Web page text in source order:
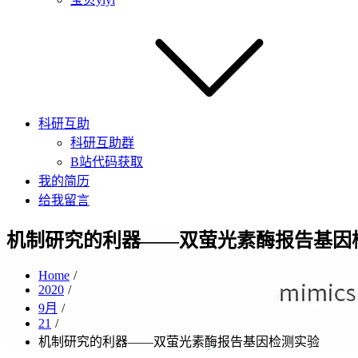
科研互助
科研互助群
B站代码获取
我的简历
给我留言
机制研究的利器——双萤光素酶报告基因
Home
2020
9月
21
机制研究的利器——双萤光素酶报告基因检测实验